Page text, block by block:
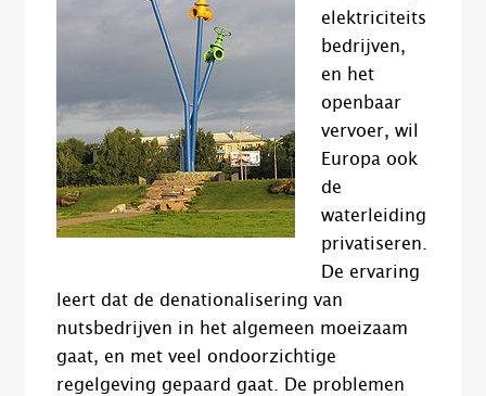
elektriciteits
bedrijven,
en het
openbaar
vervoer, wil
Europa ook
de
waterleiding
privatiseren.
De ervaring
leert dat de denationalisering van
nutsbedrijven in het algemeen moeizaam
gaat, en met veel ondoorzichtige
regelgeving gepaard gaat. De problemen